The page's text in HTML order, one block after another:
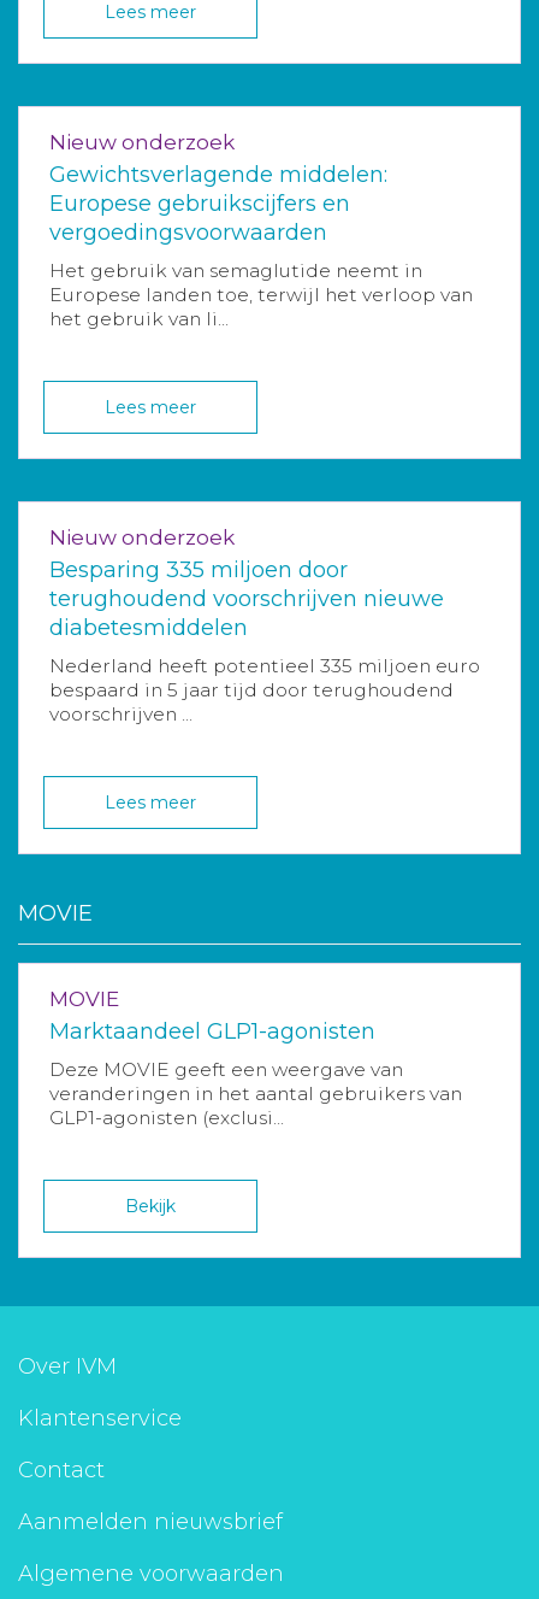
Lees meer
Nieuw onderzoek
Gewichtsverlagende middelen:
Europese gebruikscijfers en
vergoedingsvoorwaarden
Het gebruik van semaglutide neemt in
Europese landen toe, terwijl het verloop van
het gebruik van li...
Lees meer
Nieuw onderzoek
Besparing 335 miljoen door
terughoudend voorschrijven nieuwe
diabetesmiddelen
Nederland heeft potentieel 335 miljoen euro
bespaard in 5 jaar tijd door terughoudend
voorschrijven ...
Lees meer
MOVIE
MOVIE
Marktaandeel GLP1-agonisten
Deze MOVIE geeft een weergave van
veranderingen in het aantal gebruikers van
GLP1-agonisten (exclusi...
Bekijk
Over IVM
Klantenservice
Contact
Aanmelden nieuwsbrief
Algemene voorwaarden